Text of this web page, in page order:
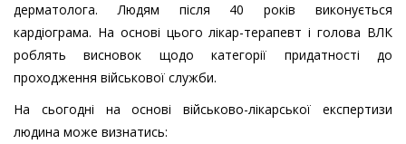
дерматолога. Людям після 40 років виконується
кардіограма. На основі цього лікар-терапевт і голова ВЛК
роблять висновок щодо категорії придатності до
проходження військової служби.
На сьогодні на основі військово-лікарської експертизи
людина може визнатись: